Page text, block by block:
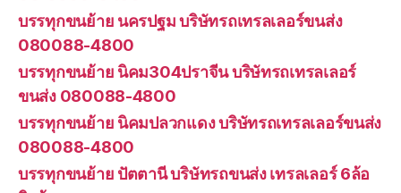
บรรทุกขนย้าย นครปฐม บริษัทรถเทรลเลอร์ขนส่ง
080088-4800
บรรทุกขนย้าย นิคม304ปราจีน บริษัทรถเทรลเลอร์
ขนส่ง 080088-4800
บรรทุกขนย้าย นิคมปลวกแดง บริษัทรถเทรลเลอร์ขนส่ง
080088-4800
บรรทุกขนย้าย ปัตตานี บริษัทรถขนส่ง เทรลเลอร์ 6ล้อ